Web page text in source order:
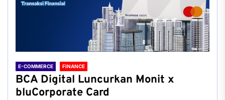
E-COMMERCE FINANCE
BCA Digital Luncurkan Monit x
bluCorporate Card